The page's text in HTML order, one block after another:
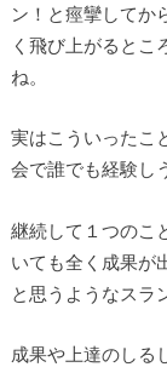
ン！と痙攣してか
く飛び上がるとこ
ね。
実はこういったこ
会で誰でも経験し
継続して１つのこ
いても全く成果が
と思うようなスラ
成果や上達のしる